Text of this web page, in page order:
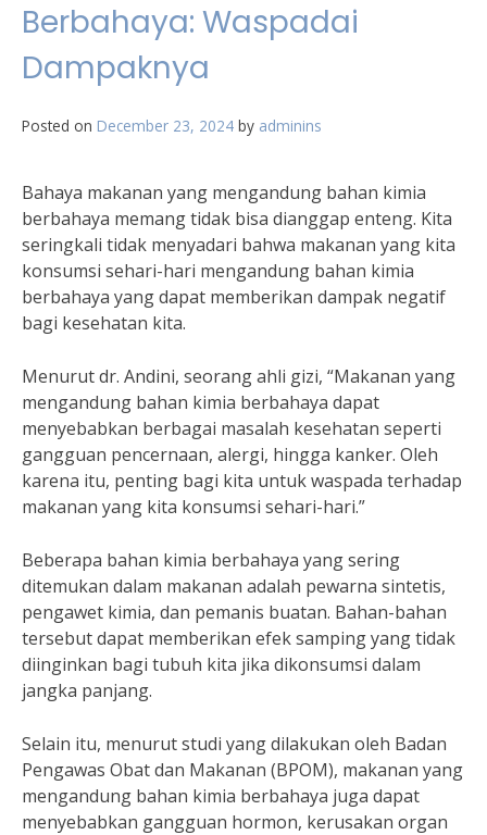
Berbahaya: Waspadai
Dampaknya
Posted on December 23, 2024 by adminins
Bahaya makanan yang mengandung bahan kimia
berbahaya memang tidak bisa dianggap enteng. Kita
seringkali tidak menyadari bahwa makanan yang kita
konsumsi sehari-hari mengandung bahan kimia
berbahaya yang dapat memberikan dampak negatif
bagi kesehatan kita.
Menurut dr. Andini, seorang ahli gizi, “Makanan yang
mengandung bahan kimia berbahaya dapat
menyebabkan berbagai masalah kesehatan seperti
gangguan pencernaan, alergi, hingga kanker. Oleh
karena itu, penting bagi kita untuk waspada terhadap
makanan yang kita konsumsi sehari-hari.”
Beberapa bahan kimia berbahaya yang sering
ditemukan dalam makanan adalah pewarna sintetis,
pengawet kimia, dan pemanis buatan. Bahan-bahan
tersebut dapat memberikan efek samping yang tidak
diinginkan bagi tubuh kita jika dikonsumsi dalam
jangka panjang.
Selain itu, menurut studi yang dilakukan oleh Badan
Pengawas Obat dan Makanan (BPOM), makanan yang
mengandung bahan kimia berbahaya juga dapat
menyebabkan gangguan hormon, kerusakan organ